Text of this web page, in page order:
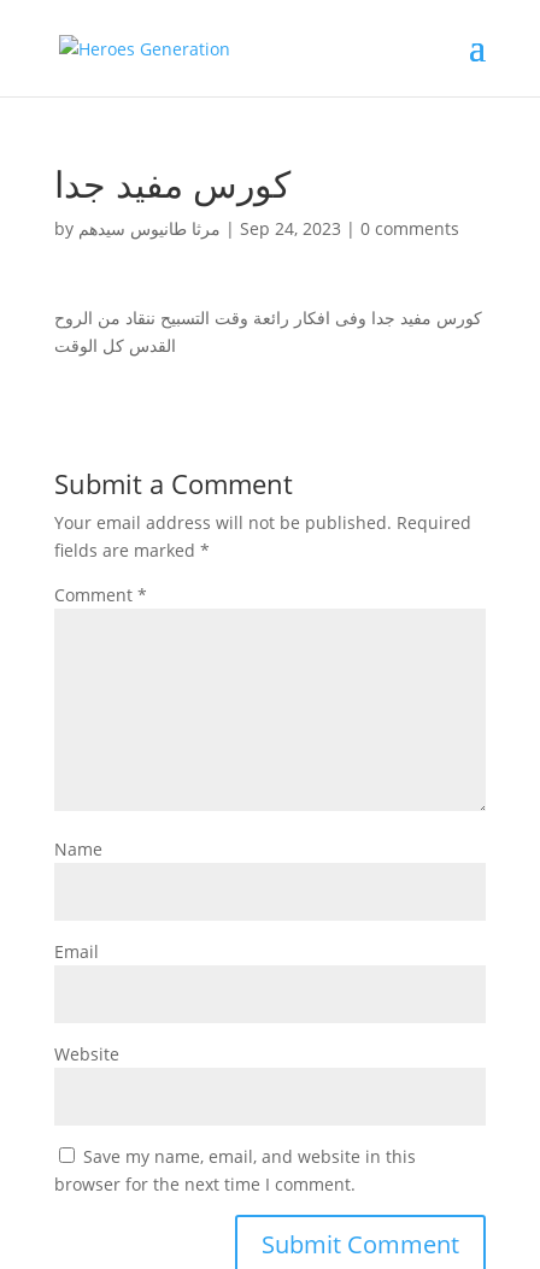
كورس مفيد جدا
by مرثا طانيوس سيدهم | Sep 24, 2023 | 0 comments
كورس مفيد جدا وفى افكار رائعة وقت التسبيح ننقاد من الروح
القدس كل الوقت
Submit a Comment
Your email address will not be published. Required
fields are marked *
Comment *
Name
Email
Website
Save my name, email, and website in this
browser for the next time I comment.